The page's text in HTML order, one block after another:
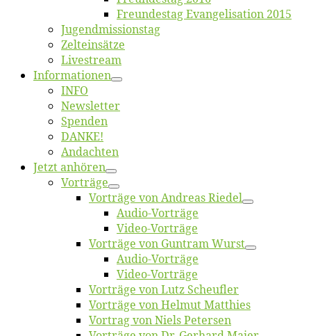
Freun­des­tag Evan­ge­li­sa­ti­on 2015
Jugend­mis­sions­tag
Zelt­ein­sät­ze
Live­stream
Informatio­nen
INFO
News­let­ter
Spen­den
DANKE!
An­dach­ten
Jetzt an­hö­ren
Vor­trä­ge
Vor­trä­ge von An­dre­as Riedel
Au­dio-Vor­trä­ge
Vi­deo-Vor­trä­ge
Vor­trä­ge von Gun­tram Wurst
Au­dio-Vor­trä­ge
Vi­deo-Vor­trä­ge
Vor­trä­ge von Lutz Scheufler
Vor­trä­ge von Hel­mut Matthies
Vor­trag von Niels Petersen